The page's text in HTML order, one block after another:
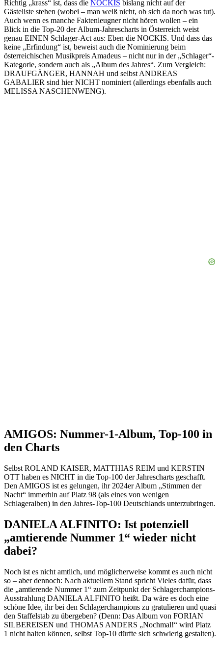
Richtig „krass“ ist, dass die NOCKIS bislang nicht auf der
Gästeliste stehen (wobei – man weiß nicht, ob sich da noch was tut).
Auch wenn es manche Faktenleugner nicht hören wollen – ein
Blick in die Top-20 der Album-Jahrescharts in Österreich weist
genau EINEN Schlager-Act aus: Eben die NOCKIS. Und dass das
keine „Erfindung“ ist, beweist auch die Nominierung beim
österreichischen Musikpreis Amadeus – nicht nur in der „Schlager“-
Kategorie, sondern auch als „Album des Jahres“. Zum Vergleich:
DRAUFGÄNGER, HANNAH und selbst ANDREAS
GABALIER sind hier NICHT nominiert (allerdings ebenfalls auch
MELISSA NASCHENWENG).
AMIGOS: Nummer-1-Album, Top-100 in
den Charts
Selbst ROLAND KAISER, MATTHIAS REIM und KERSTIN
OTT haben es NICHT in die Top-100 der Jahrescharts geschafft.
Den AMIGOS ist es gelungen, ihr 2024er Album „Stimmen der
Nacht“ immerhin auf Platz 98 (als eines von wenigen
Schlageralben) in den Jahres-Top-100 Deutschlands unterzubringen.
DANIELA ALFINITO: Ist potenziell
„amtierende Nummer 1“ wieder nicht
dabei?
Noch ist es nicht amtlich, und möglicherweise kommt es auch nicht
so – aber dennoch: Nach aktuellem Stand spricht Vieles dafür, dass
die „amtierende Nummer 1“ zum Zeitpunkt der Schlagerchampions-
Ausstrahlung DANIELA ALFINITO heißt. Da wäre es doch eine
schöne Idee, ihr bei den Schlagerchampions zu gratulieren und quasi
den Staffelstab zu übergeben? (Denn: Das Album von FORIAN
SILBEREISEN und THOMAS ANDERS „Nochmal!“ wird Platz
1 nicht halten können, selbst Top-10 dürfte sich schwierig gestalten).